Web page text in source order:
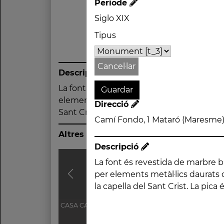
Període
Siglo XIX
Tipus
Cancel·lar
Direcció
Camí Fondo, 1 Mataró (Maresme)
Descripció
La font és revestida de marbre
per elements metàl·lics
la capella del Sant Crist. La pica
envellit. A les franges laterals
l'origen de la font i
Descripció
La font és revestida de marbre blanc i
elements metàl·lics daurats que també
Sant Crist. La pica és formada amb ferro
laterals dues inscripcions expliquen
Altres traces
CASA CAMA I ESCURRA